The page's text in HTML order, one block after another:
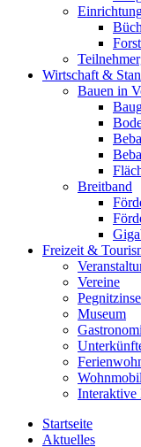
Wirtschaft &
Bauen in
Breitband
Freizeit &
Vereine
Museum
Interaktive
Startseite
Aktuelles